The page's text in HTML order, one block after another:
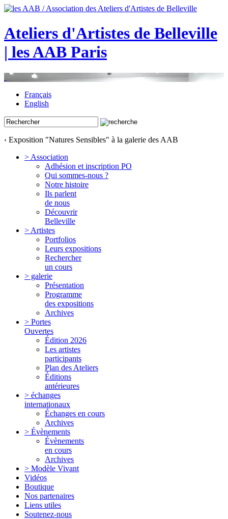
Ateliers d'Artistes de Belleville
| les AAB Paris
Français
English
‹ Exposition "Natures Sensibles" à la galerie des AAB
> Association
Adhésion et inscription PO
Qui sommes-nous ?
Notre histoire
Ils parlent
de nous
Découvrir
Belleville
> Artistes
Portfolios
Leurs expositions
Rechercher
un cours
> galerie
Présentation
Programme
des expositions
Archives
> Portes
Ouvertes
Édition 2026
Les artistes
participants
Plan des Ateliers
Éditions
antérieures
> échanges
internationaux
Échanges en cours
Archives
> Évènements
Évènements
en cours
Archives
> Modèle Vivant
Vidéos
Boutique
Nos partenaires
Liens utiles
Soutenez-nous